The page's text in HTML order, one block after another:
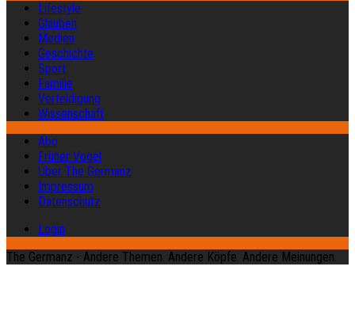
Lifestyle
Glauben
Medien
Geschichte
Sport
Familie
Verteidigung
Wissenschaft
Abo
Früher Vogel
Über The Germanz
Impressum
Datenschutz
Login
The Germanz - Andere Themen. Andere Köpfe. Andere Meinungen.